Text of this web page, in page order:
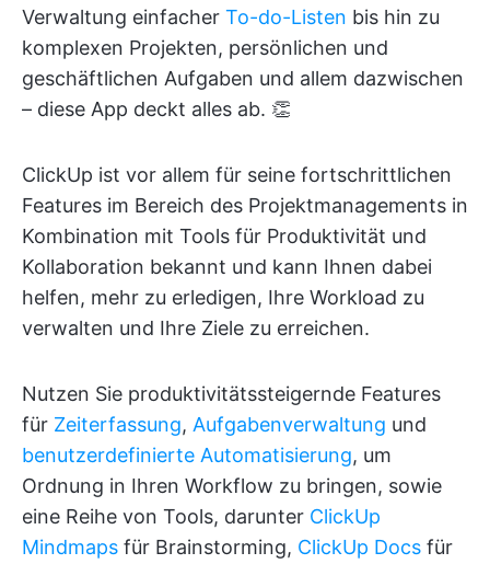
Verwaltung einfacher To-do-Listen bis hin zu
komplexen Projekten, persönlichen und
geschäftlichen Aufgaben und allem dazwischen
– diese App deckt alles ab. 👏
ClickUp ist vor allem für seine fortschrittlichen
Features im Bereich des Projektmanagements in
Kombination mit Tools für Produktivität und
Kollaboration bekannt und kann Ihnen dabei
helfen, mehr zu erledigen, Ihre Workload zu
verwalten und Ihre Ziele zu erreichen.
Nutzen Sie produktivitätssteigernde Features
für Zeiterfassung, Aufgabenverwaltung und
benutzerdefinierte Automatisierung, um
Ordnung in Ihren Workflow zu bringen, sowie
eine Reihe von Tools, darunter ClickUp
Mindmaps für Brainstorming, ClickUp Docs für